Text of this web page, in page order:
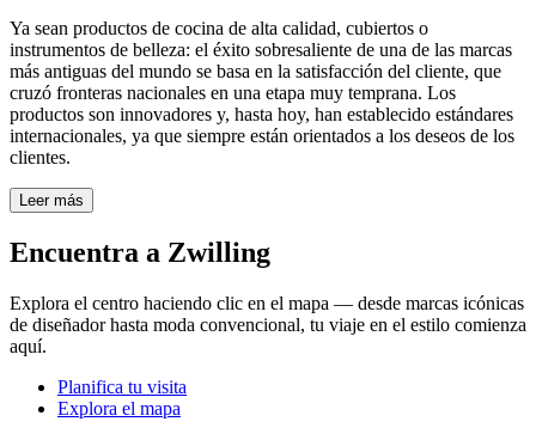
Ya sean productos de cocina de alta calidad, cubiertos o
instrumentos de belleza: el éxito sobresaliente de una de las marcas
más antiguas del mundo se basa en la satisfacción del cliente, que
cruzó fronteras nacionales en una etapa muy temprana. Los
productos son innovadores y, hasta hoy, han establecido estándares
internacionales, ya que siempre están orientados a los deseos de los
clientes.
Leer más
Encuentra a Zwilling
Explora el centro haciendo clic en el mapa — desde marcas icónicas
de diseñador hasta moda convencional, tu viaje en el estilo comienza
aquí.
Planifica tu visita
Explora el mapa